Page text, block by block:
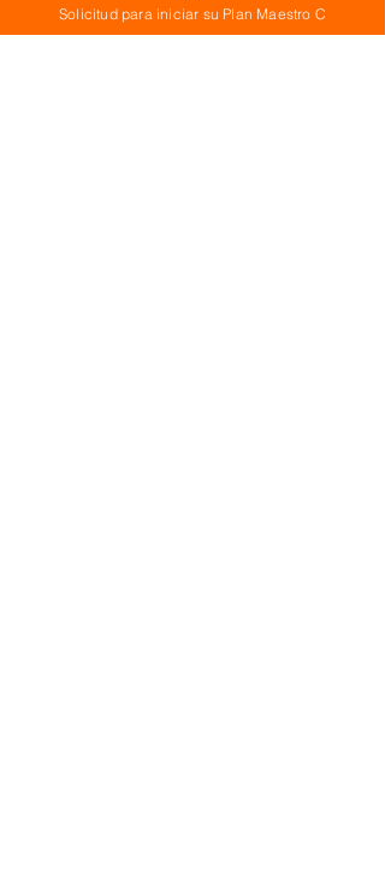
Solicitud para iniciar su Plan Maestro C